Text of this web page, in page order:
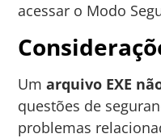
acessar o Modo
Um arquivo EXE
questões de
problemas